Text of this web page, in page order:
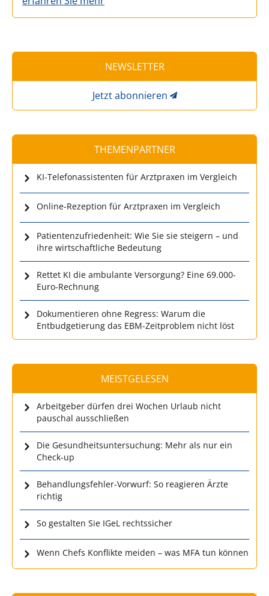
NEWSLETTER
Jetzt abonnieren
THEMENPARTNER
KI-Telefonassistenten für Arztpraxen im Vergleich
Online-Rezeption für Arztpraxen im Vergleich
Patientenzufriedenheit: Wie Sie sie steigern – und
ihre wirtschaftliche Bedeutung
Rettet KI die ambulante Versorgung? Eine 69.000-
Euro-Rechnung
Dokumentieren ohne Regress: Warum die
Entbudgetierung das EBM-Zeitproblem nicht löst
MEISTGELESEN
Arbeitgeber dürfen drei Wochen Urlaub nicht
pauschal ausschließen
Die Gesundheitsuntersuchung: Mehr als nur ein
Check-up
Behandlungsfehler-Vorwurf: So reagieren Ärzte
richtig
So gestalten Sie IGeL rechtssicher
Wenn Chefs Konflikte meiden – was MFA tun können